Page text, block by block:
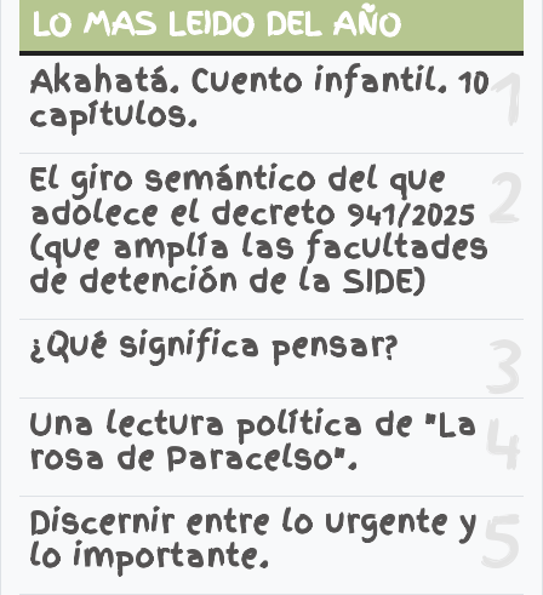
LO MAS LEIDO DEL AÑO
1
Akahatá. Cuento infantil. 10
capítulos.
2
El giro semántico del que
adolece el decreto 941/2025
(que amplía las facultades
de detención de la SIDE)
3
¿Qué significa pensar?
4
Una lectura política de "La
rosa de Paracelso".
5
Discernir entre lo urgente y
lo importante.